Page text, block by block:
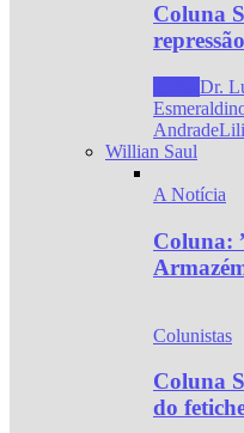
Coluna
Dr.
Andrade
Willian Saul
A Notícia
Coluna:
Colunistas
Coluna
do